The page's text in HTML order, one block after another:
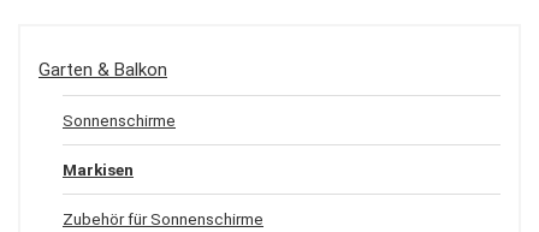
Garten & Balkon
Sonnenschirme
Markisen
Zubehör für Sonnenschirme